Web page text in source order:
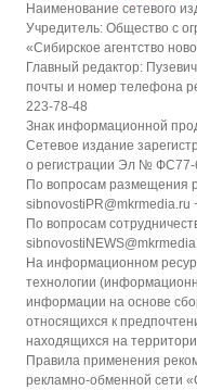
Наименование сетевого
Учредитель: Общество с
«Сибирское агентство
Главный редактор:
почты и номер телефона
223-78-48
Знак информационной
Сетевое издание
о регистрации Эл № ФС77-
По вопросам размещения
sibnovostiPR@mkrmedia.ru
По вопросам
На информационном
технологии
информации на основе
относящихся к
находящихся на
Правила применения
рекламно-обменной сети